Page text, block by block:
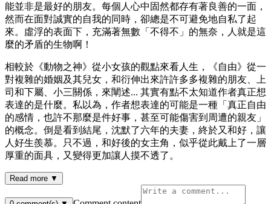
能並非是最好的朋友。每個人心中固然都存有著良善的一面，
然而在面對誠實的自我的同時，卻總是不可避免地自私了起
來。虛浮的表面下，充滿著無數「不得不」的無奈，人就是這
麼的矛盾的生物啊！
相較於《動物之神》從小女孩的觀點來看人生，《自由》從一
對複雜的婚姻及其兒女，和衍伸出來許許多多複雜的朋友、上
司和下屬、小三關係，來闡述... 其實有點不太知道作者真正想
表達的是什麼。私以為，作者想表達的可能是一種「真正自由
的感情，也許不那麼是件好事，甚至可能傷害到周遭的親友」
的概念。倒是看到結尾，沈默了六年的夫妻，終於又和好，讓
人好生羨慕。只不過，和好後的女主角，似乎從此戴上了一層
厚重的面具，又變得更加讓人摸不透了。
Read more ▼